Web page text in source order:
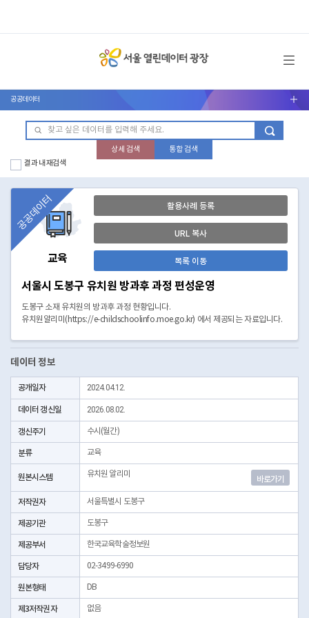
메뉴 열기
공공데이터 서브메뉴 열기
상세 검색
통합 검색
결과 내 재검색
교육
공공데이터 활용사례 등록
URL 복사
목록 이동
서울시 도봉구 유치원 방과후 과정 편성운영
도봉구 소재 유치원의 방과후 과정 현황입니다.
유치원알리미(https://e-childschoolinfo.moe.go.kr) 에서 제공되는 자료입니다.
데이터 정보
공개일자 2024.04.12.
데이터 갱신일 2026.08.02.
갱신주기 수시(월간)
분류 교육
원본시스템 유치원 알리미
바로가기
저작권자 서울특별시 도봉구
제공기관 도봉구
제공부서 한국교육학술정보원
담당자 02-3499-6990
원본형태 DB
제3저작권자 없음